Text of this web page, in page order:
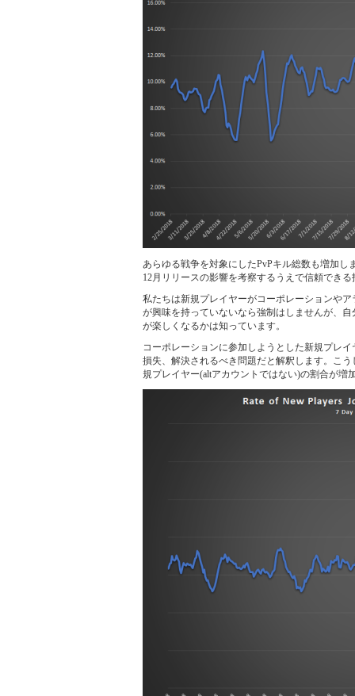
あらゆる戦争を対象にしたPvPキル総数も増加
12月リリースの影響を考察するうえで信頼でき
私たちは新規プレイヤーがコーポレーションや
が興味を持っていないなら強制はしませんが、
が楽しくなるかは知っています。
コーポレーションに参加しようとした新規プレ
損失、解決されるべき問題だと解釈します。こ
規プレイヤー(altアカウントではない)の割合が増